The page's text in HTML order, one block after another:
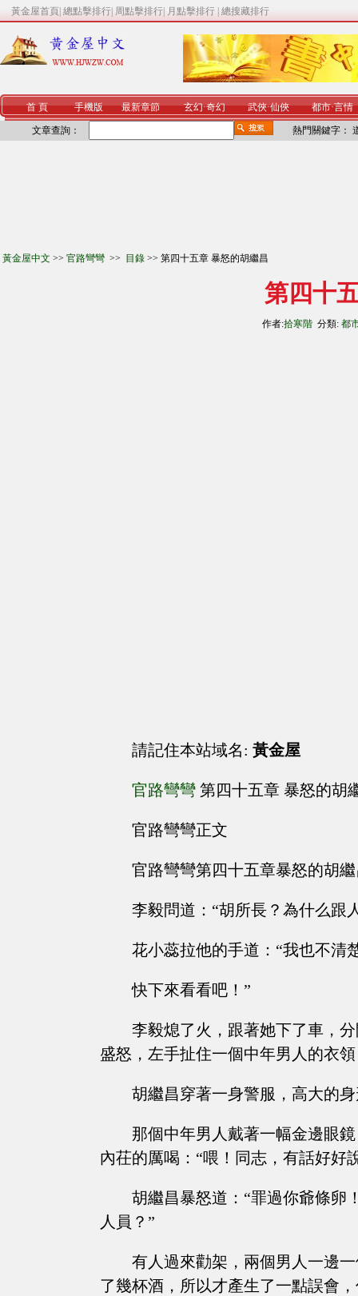
黃金屋首頁 總點擊排行 周點擊排行 月點擊排行 總搜藏排行
首 頁 手機版 最新章節 玄幻·奇幻 武俠·仙俠 都市·言情
文章查詢： 熱門關鍵字：
黃金屋中文 >> 官路彎彎 >> 目錄 >> 第四十五章 暴怒的胡繼昌
第四十
作者:拾寒階 分類: 都
請記住本站域名: 黃金屋
官路彎彎 第四十五章 暴怒的胡
官路彎彎正文
官路彎彎第四十五章暴怒的胡
李毅問道：“胡所長？為什么跟
花小蕊拉他的手道：“我也不清
快下來看看吧！”
李毅熄了火，跟著她下了車，
盛怒，左手扯住一個中年男人的衣
胡繼昌穿著一身警服，高大的
那個中年男人戴著一幅金邊眼
內茌的厲喝：“喂！同志，有話好好
胡繼昌暴怒道：“罪過你爺條卵
人員？”
有人過來勸架，兩個男人一邊
了幾杯酒，所以才產生了一點誤會